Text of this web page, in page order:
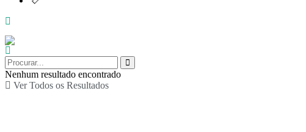
Nenhum resultado encontrado
Ver Todos os Resultados